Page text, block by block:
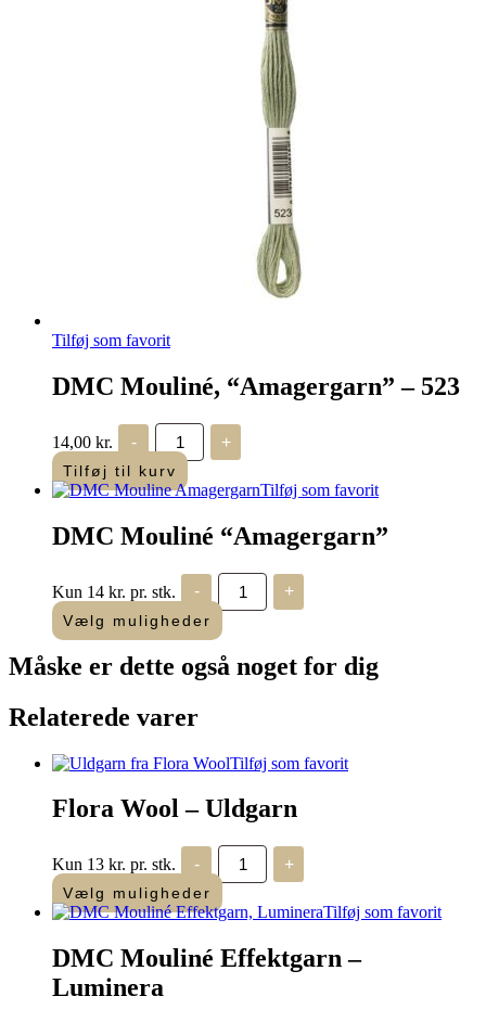
Tilføj som favorit
DMC Mouliné, “Amagergarn” – 523
14,00 kr. -
DMC
Mouliné,
“Amagergarn”
-
523
+
Tilføj til kurv
Tilføj som favorit
DMC Mouliné “Amagergarn”
Kun 14 kr. pr. stk. -
DMC
Mouliné
"Amagergarn"
antal
+
Vælg muligheder
Måske er dette også noget for dig
Relaterede varer
Tilføj som favorit
Flora Wool – Uldgarn
Kun 13 kr. pr. stk. -
Flora
Wool
-
Uldgarn
antal
+
Vælg muligheder
Tilføj som favorit
DMC Mouliné Effektgarn –
Luminera